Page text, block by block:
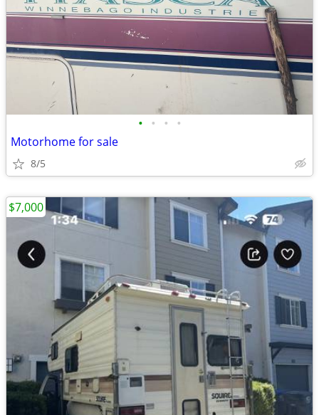
• • • •
Motorhome for sale
8/5
$7,000